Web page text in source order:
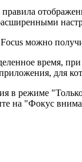
можно
время,
для
в режиме
на "Фокус